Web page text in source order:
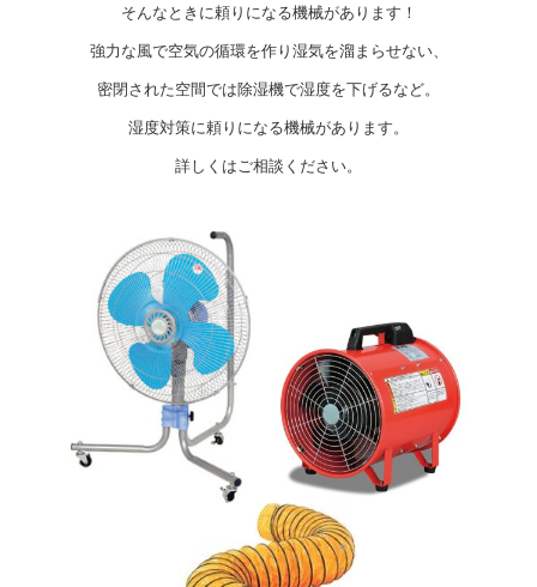
そんなときに頼りになる機械があります！
強力な風で空気の循環を作り湿気を溜まらせない、
密閉された空間では除湿機で湿度を下げるなど。
湿度対策に頼りになる機械があります。
詳しくはご相談ください。